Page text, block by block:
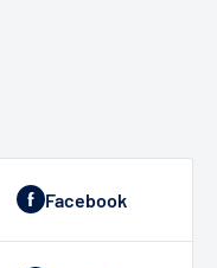
Facebook